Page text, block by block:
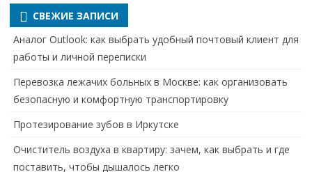
СВЕЖИЕ ЗАПИСИ
Аналог Outlook: как выбрать удобный почтовый клиент для
работы и личной переписки
Перевозка лежачих больных в Москве: как организовать
безопасную и комфортную транспортировку
Протезирование зубов в Иркутске
Очиститель воздуха в квартиру: зачем, как выбрать и где
поставить, чтобы дышалось легко